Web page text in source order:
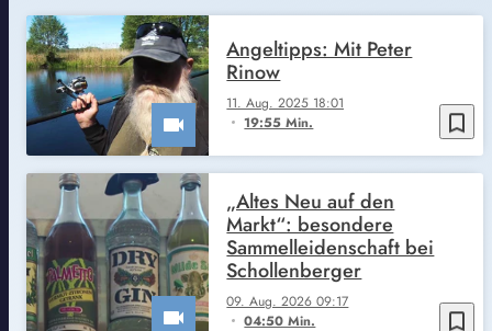
bookmark_border
11. Aug. 2025 18:01
19:55 Min.
Angeltipps: Mit Peter
Rinow
bookmark_border
09. Aug. 2026 09:17
04:50 Min.
„Altes Neu auf den
Markt“: besondere
Sammelleidenschaft bei
Schollenberger